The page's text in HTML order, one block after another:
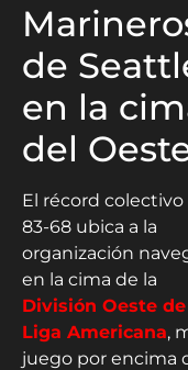
de
en la
del
El récord colectivo
83-68 ubica a la
organización
en la cima de la
División Oeste
Liga Americana,
juego por encima